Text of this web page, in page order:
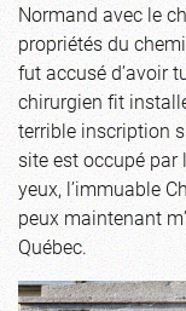
Normand avec le
propriétés du
fut accusé d’avoir
chirurgien fit
terrible inscription
site est occupé par
yeux, l’immuable
peux maintenant
Québec.